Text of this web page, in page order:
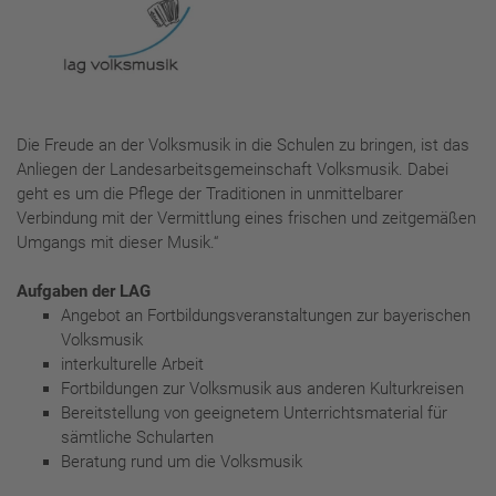
Die Freude an der Volksmusik in die Schulen zu bringen, ist das
Anliegen der Landesarbeitsgemeinschaft Volksmusik. Dabei
geht es um die Pflege der Traditionen in unmittelbarer
Verbindung mit der Vermittlung eines frischen und zeitgemäßen
Umgangs mit dieser Musik.“
Aufgaben der LAG
Angebot an Fortbildungsveranstaltungen zur bayerischen
Volksmusik
interkulturelle Arbeit
Fortbildungen zur Volksmusik aus anderen Kulturkreisen
Bereitstellung von geeignetem Unterrichtsmaterial für
sämtliche Schularten
Beratung rund um die Volksmusik